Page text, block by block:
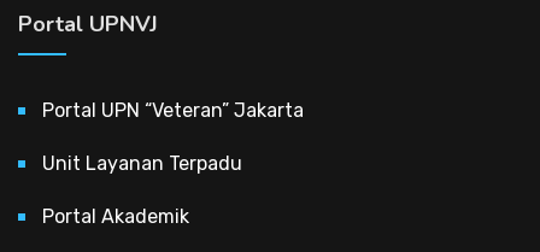
Portal UPNVJ
Portal UPN “Veteran” Jakarta
Unit Layanan Terpadu
Portal Akademik